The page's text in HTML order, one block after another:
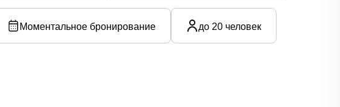
Моментальное бронирование до 20 человек